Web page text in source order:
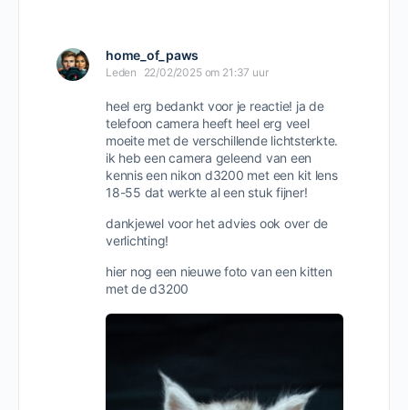
home_of_paws
Leden 22/02/2025 om 21:37 uur
heel erg bedankt voor je reactie! ja de
telefoon camera heeft heel erg veel
moeite met de verschillende lichtsterkte.
ik heb een camera geleend van een
kennis een nikon d3200 met een kit lens
18-55 dat werkte al een stuk fijner!
dankjewel voor het advies ook over de
verlichting!
hier nog een nieuwe foto van een kitten
met de d3200